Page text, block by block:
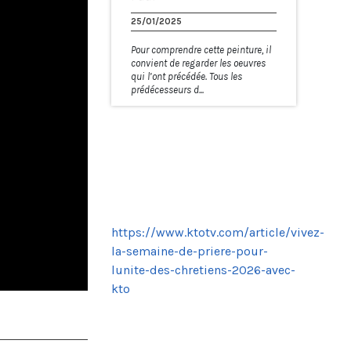
25/01/2025
Pour comprendre cette peinture, il
convient de regarder les oeuvres
qui l’ont précédée. Tous les
prédécesseurs d...
https://www.ktotv.com/article/vivez-
la-semaine-de-priere-pour-
lunite-des-chretiens-2026-avec-
kto